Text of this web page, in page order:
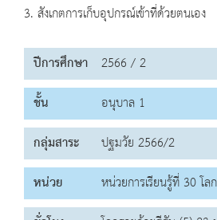
3. สังเกตการเก็บอุปกรณ์เข้าที่ด้วยตนเอง
ปีการศึกษา 2566 / 2
ชั้น
อนุบาล 1
กลุ่มสาระ
ปฐมวัย 2566/2
หน่วย
หน่วยการเรียนรู้ที่ 30 โ